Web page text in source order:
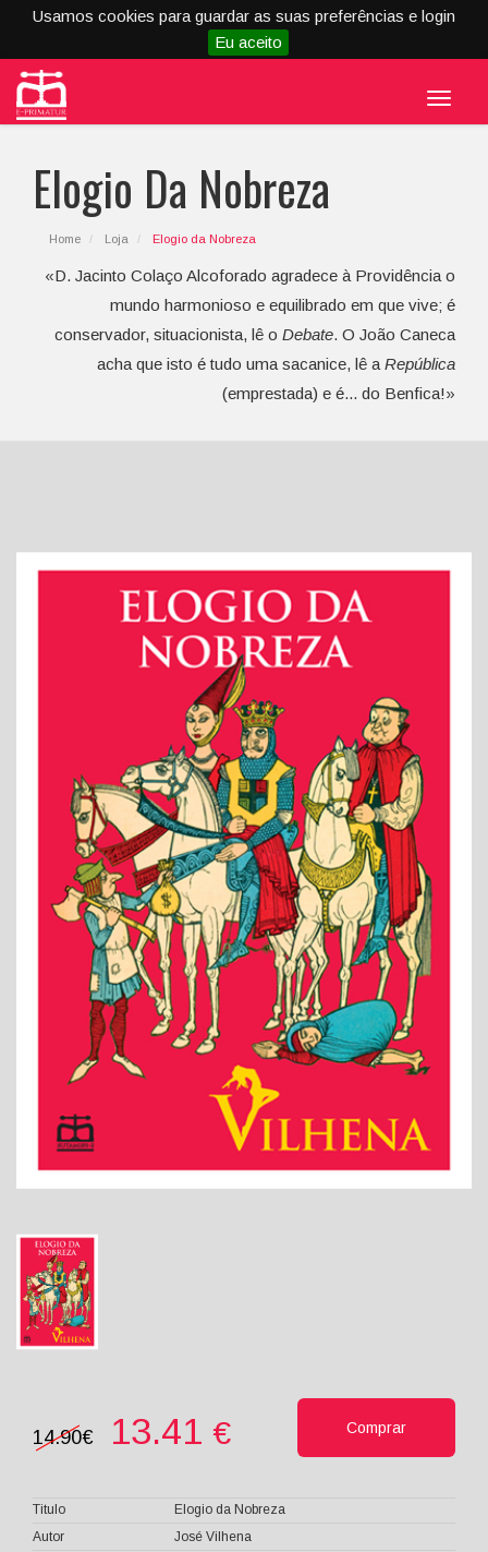
Usamos cookies para guardar as suas preferências e login
Eu aceito
Menu
Elogio Da Nobreza
Home Loja Elogio da Nobreza
«D. Jacinto Colaço Alcoforado agradece à Providência o
mundo harmonioso e equilibrado em que vive; é
conservador, situacionista, lê o Debate. O João Caneca
acha que isto é tudo uma sacanice, lê a República
(emprestada) e é... do Benfica!»
14.90€ 13.41 € Comprar
Titulo
Elogio da Nobreza
Autor
José Vilhena